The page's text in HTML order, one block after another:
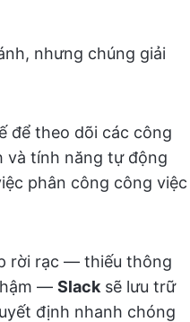
nhưng chúng giải
để theo dõi các công
và tính năng tự động
phân công công việc
rời rạc — thiếu thông
— Slack sẽ lưu trữ
định nhanh chóng